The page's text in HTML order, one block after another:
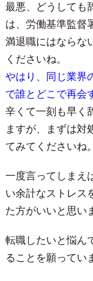
最悪、どうしても
は、労働基準監督
満退職にはならな
くださいね。
やはり、同じ業界
で誰とどこで再会
辛くて一刻も早く
ますが、まずは対
てみてくださいね。
一度言ってしまえ
い余計なストレス
た方がいいと思い
転職したいと悩ん
ることを願ってい